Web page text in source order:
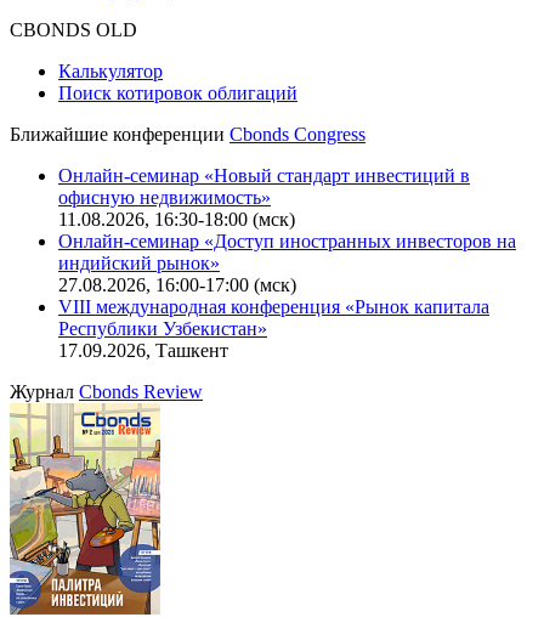
CBONDS OLD
Калькулятор
Поиск котировок облигаций
Ближайшие конференции Cbonds Congress
Онлайн-семинар «Новый стандарт инвестиций в
офисную недвижимость»
11.08.2026, 16:30-18:00 (мск)
Онлайн-семинар «Доступ иностранных инвесторов на
индийский рынок»
27.08.2026, 16:00-17:00 (мск)
VIII международная конференция «Рынок капитала
Республики Узбекистан»
17.09.2026, Ташкент
Журнал Cbonds Review